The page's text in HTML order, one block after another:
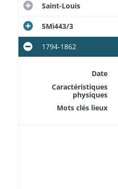
Saint-Louis
5Mi443/3
1794-1862
Date
Caractéristiques
physiques
Mots clés lieux